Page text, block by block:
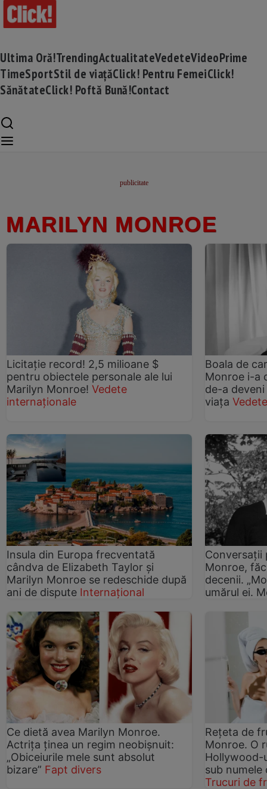
Ultima Oră!TrendingActualitateVedeteVideoPrime
TimeSportStil de viațăClick! Pentru FemeiClick!
SănătateClick! Poftă Bună!Contact
MARILYN MONROE
Licitație record! 2,5 milioane $
pentru obiectele personale ale lui
Marilyn Monroe! Vedete
internaționale
Boala de
Monroe i-a
de-a
viața
Insula din Europa frecventată
cândva de Elizabeth Taylor și
Marilyn Monroe se redeschide după
ani de dispute Internațional
Conversații
Monroe,
decenii.
umărul ei.
Ce dietă avea Marilyn Monroe.
Actrița ținea un regim neobișnuit:
„Obiceiurile mele sunt absolut
bizare” Fapt divers
Rețeta de
Monroe. O
Hollywood-
sub numele
Trucuri de